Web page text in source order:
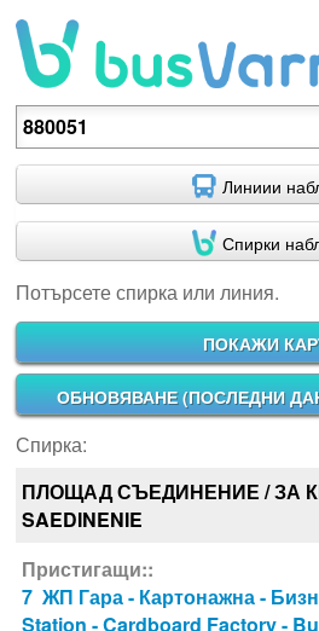
Потърсете спирка или линия.
Линиии
Спирки
Потърсете спирка или линия.
ПОКАЖИ
ОБНОВЯВАНЕ (ПОСЛЕДНИ
Спирка:
ПЛОЩАД СЪЕДИНЕНИЕ / ЗА КК
SAEDINENIE
Пристигащи::
7 ЖП Гара - Картонажна -
Station - Cardboard Factory -